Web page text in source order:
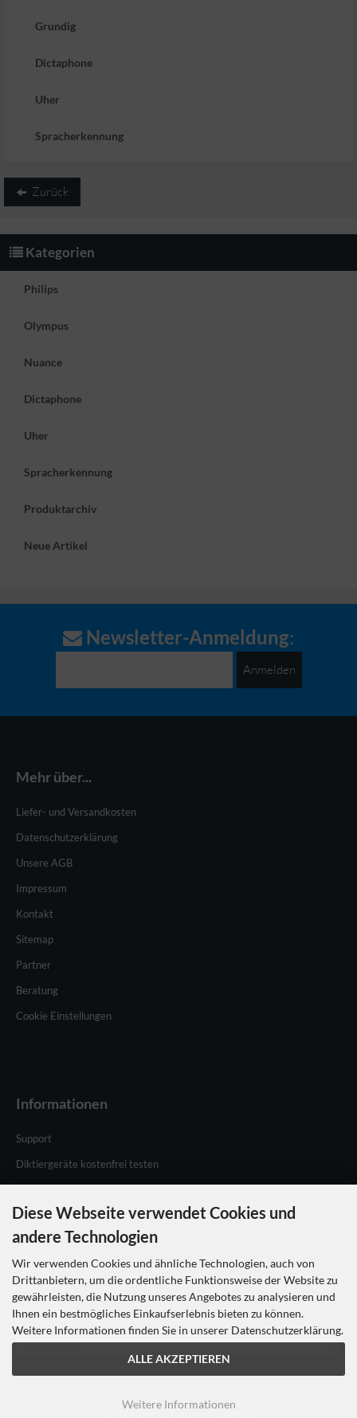
Grundig
Dictaphone
Uher
Spracherkennung
Zurück
Kategorien
Philips
Olympus
Nuance
Dictaphone
Uher
Spracherkennung
Produktarchiv
Neue Artikel
Newsletter-Anmeldung
Anmelden
Mehr über...
Liefer- und Versandkosten
Datenschutzerklärung
Unsere AGB
Impressum
Kontakt
Sitemap
Partner
Beratung
Cookie Einstellungen
Informationen
Support
Diktiergeräte kostenfrei testen
Philips Speechlive testen
Hersteller
Diese Webseite verwendet Cookies und
andere Technologien
Wir verwenden Cookies und ähnliche Technologien, auch von
Drittanbietern, um die ordentliche Funktionsweise der Website zu
gewährleisten, die Nutzung unseres Angebotes zu analysieren und
Ihnen ein bestmögliches Einkaufserlebnis bieten zu können.
Weitere Informationen finden Sie in unserer Datenschutzerklärung.
ALLE AKZEPTIEREN
Weitere Informationen